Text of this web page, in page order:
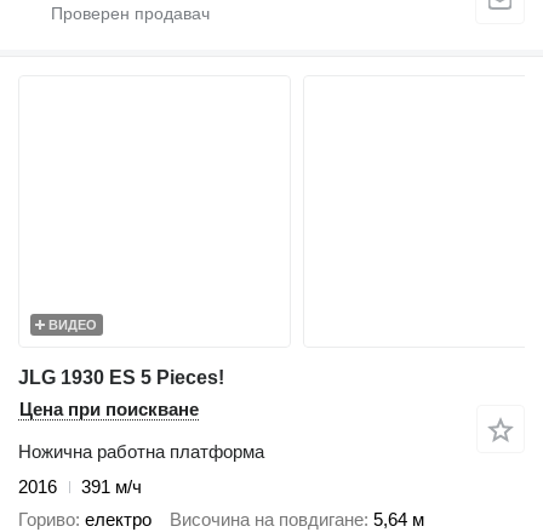
ВИДЕО
JLG 1930 ES 5 Pieces!
Цена при поискване
Ножична работна платформа
2016
391 м/ч
Гориво електро Височина на повдигане 5,64 м